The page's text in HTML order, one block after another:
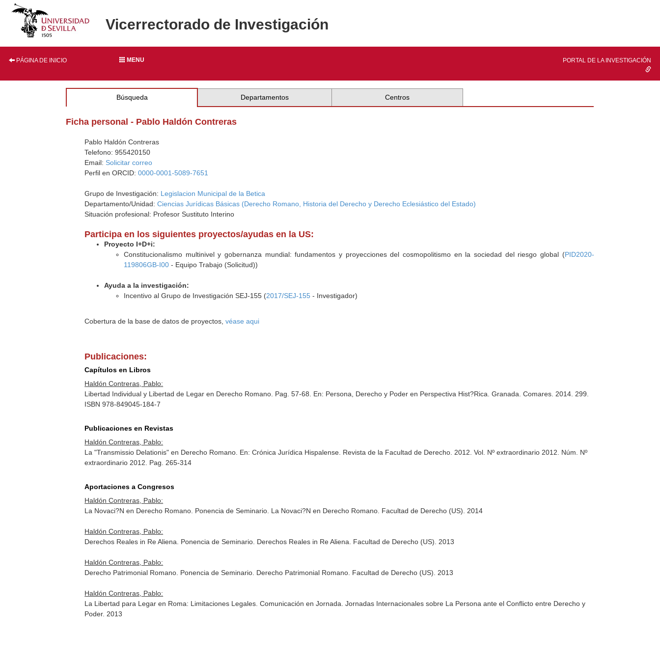
Vicerrectorado de Investigación
PÁGINA DE INICIO MENU PORTAL DE LA INVESTIGACIÓN
Búsqueda Departamentos Centros
Ficha personal - Pablo Haldón Contreras
Pablo Haldón Contreras
Telefono: 955420150
Email: Solicitar correo
Perfil en ORCID:0000-0001-5089-7651
Grupo de Investigación: Legislacion Municipal de la Betica
Departamento/Unidad:Ciencias Jurídicas Básicas (Derecho Romano, Historia del Derecho y Derecho Eclesiástico del Estado)
Situación profesional: Profesor Sustituto Interino
Participa en los siguientes proyectos/ayudas en la US:
Proyecto I+D+i:
Constitucionalismo multinivel y gobernanza mundial: fundamentos y proyecciones del cosmopolitismo en la sociedad del riesgo global (PID2020-
119806GB-I00 - Equipo Trabajo (Solicitud))
Ayuda a la investigación:
Incentivo al Grupo de Investigación SEJ-155 (2017/SEJ-155 - Investigador)
Cobertura de la base de datos de proyectos,véase aqui
Publicaciones:
Capítulos en Libros
Haldón Contreras, Pablo:
Libertad Individual y Libertad de Legar en Derecho Romano. Pag. 57-68. En: Persona, Derecho y Poder en Perspectiva Hist?Rica . Granada. Comares. 2014. 299.
ISBN 978-849045-184-7
Publicaciones en Revistas
Haldón Contreras, Pablo:
La "Transmissio Delationis" en Derecho Romano. En: Crónica Jurídica Hispalense. Revista de la Facultad de Derecho . 2012. Vol. Nº extraordinario 2012. Núm. Nº
extraordinario 2012. Pag. 265-314
Aportaciones a Congresos
Haldón Contreras, Pablo:
La Novaci?N en Derecho Romano. Ponencia de Seminario. La Novaci?N en Derecho Romano. Facultad de Derecho (US). 2014
Haldón Contreras, Pablo:
Derechos Reales in Re Aliena. Ponencia de Seminario. Derechos Reales in Re Aliena. Facultad de Derecho (US). 2013
Haldón Contreras, Pablo:
Derecho Patrimonial Romano. Ponencia de Seminario. Derecho Patrimonial Romano. Facultad de Derecho (US). 2013
Haldón Contreras, Pablo:
La Libertad para Legar en Roma: Limitaciones Legales. Comunicación en Jornada. Jornadas Internacionales sobre La Persona ante el Conflicto entre Derecho y
Poder. 2013